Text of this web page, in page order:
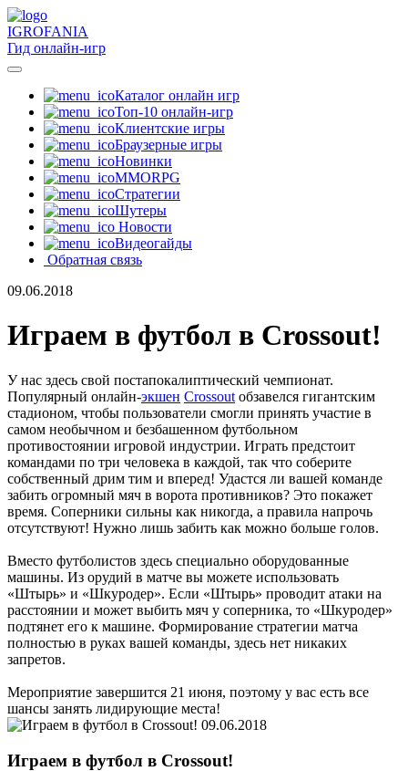
IGROFANIA
Гид онлайн-игр
Каталог онлайн игр
Топ-10 онлайн-игр
Клиентские игры
Браузерные игры
Новинки
MMORPG
Стратегии
Шутеры
Новости
Видеогайды
Обратная связь
09.06.2018
Играем в футбол в Crossout!
У нас здесь свой постапокалиптический чемпионат.
Популярный онлайн-экшен Crossout обзавелся гигантским
стадионом, чтобы пользователи смогли принять участие в
самом необычном и безбашенном футбольном
противостоянии игровой индустрии. Играть предстоит
командами по три человека в каждой, так что соберите
собственный дрим тим и вперед! Удастся ли вашей команде
забить огромный мяч в ворота противников? Это покажет
время. Соперники сильны как никогда, а правила напрочь
отсутствуют! Нужно лишь забить как можно больше голов.
Вместо футболистов здесь специально оборудованные
машины. Из орудий в матче вы можете использовать
«Штырь» и «Шкуродер». Если «Штырь» проводит атаки на
расстоянии и может выбить мяч у соперника, то «Шкуродер»
подтянет его к машине. Формирование стратегии матча
полностью в руках вашей команды, здесь нет никаких
запретов.
Мероприятие завершится 21 июня, поэтому у вас есть все
шансы занять лидирующие места!
09.06.2018
Играем в футбол в Crossout!